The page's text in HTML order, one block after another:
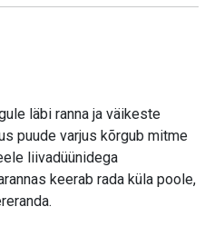
läbi ranna ja väikeste
puude varjus kõrgub mitme
liivadüünidega
keerab rada küla poole,